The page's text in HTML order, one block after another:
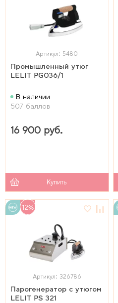
Артикул: 5480
Промышленный утюг
LELIT PG036/1
В наличии
507 баллов
16 900 руб.
Купить
12%
Артикул: 326786
Парогенератор с утюгом
LELIT PS 321